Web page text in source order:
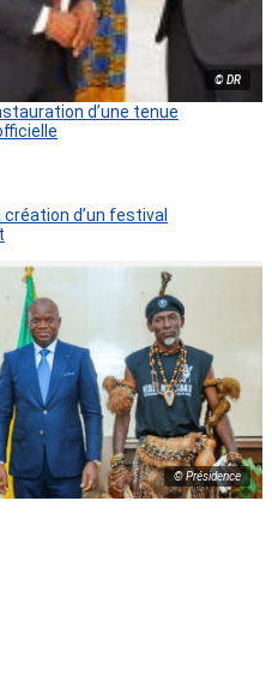
© DR
d’une tenue
création d’un festival
© Présidence